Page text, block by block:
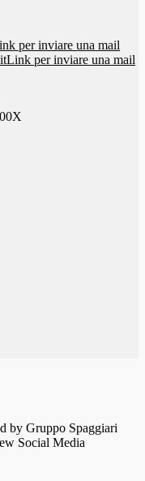
per inviare una mail
Link per inviare una mail
by Gruppo Spaggiari
Social Media